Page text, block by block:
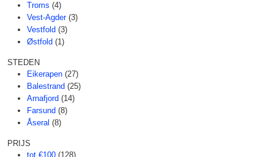
Troms (4)
Vest-Agder (3)
Vestfold (3)
Østfold (1)
STEDEN
Eikerapen (27)
Balestrand (25)
Arnafjord (14)
Farsund (8)
Åseral (8)
PRIJS
tot €100 (128)